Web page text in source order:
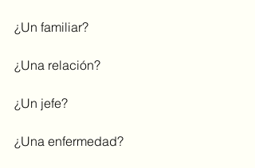
¿Un familiar?
¿Una relación?
¿Un jefe?
¿Una enfermedad?